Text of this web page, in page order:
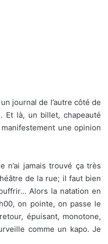
journal de l’autre côté de
Et là, un billet, chapeauté
une opinion
n’ai jamais trouvé ça très
de la rue; il faut bien
Alors la natation en
on pointe, on passe le
épuisant, monotone,
comme un kapo. Je